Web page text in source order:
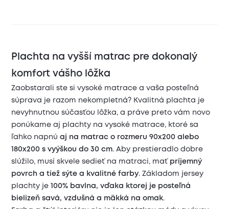
Plachta na vyšší matrac pre dokonalý
komfort vášho lôžka
Zaobstarali ste si vysoké matrace a vaša posteľná
súprava je razom nekompletná? Kvalitná plachta je
nevyhnutnou súčasťou lôžka, a práve preto vám novo
ponúkame aj plachty na vysoké matrace, ktoré sa
ľahko napnú aj na matrac o rozmeru 90x200 alebo
180x200 s vyýškoudo 30 cm. Aby prestieradlo dobre
slúžilo, musí skvele sedieť na matraci, mať príjemný
povrch a tiež sýte a kvalitné farby. Základom jersey
plachty je100% bavlna, vďaka ktorej je posteľná
bielizeň savá, vzdušná a mäkká na omak.